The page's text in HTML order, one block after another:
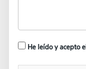
He leído y acepto el